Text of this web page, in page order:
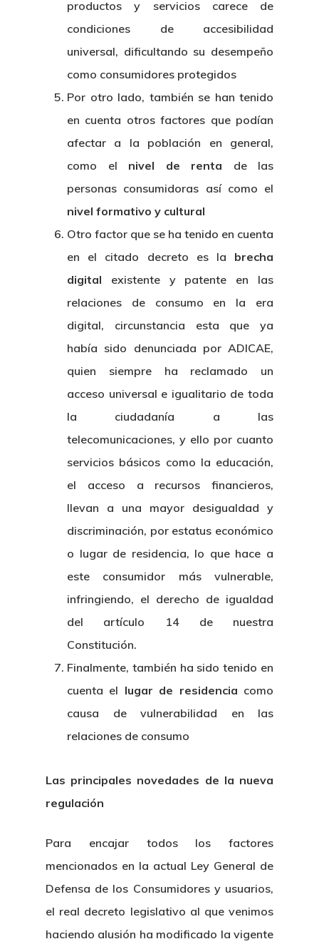
productos y servicios carece de
condiciones de accesibilidad
universal, dificultando su desempeño
como consumidores protegidos
Por otro lado, también se han tenido
en cuenta otros factores que podían
afectar a la población en general,
como el nivel de renta de las
personas consumidoras así como el
nivel formativo y cultural
Otro factor que se ha tenido en cuenta
en el citado decreto es la brecha
digital existente y patente en las
relaciones de consumo en la era
digital, circunstancia esta que ya
había sido denunciada por ADICAE,
quien siempre ha reclamado un
acceso universal e igualitario de toda
la ciudadanía a las
telecomunicaciones, y ello por cuanto
servicios básicos como la educación,
el acceso a recursos financieros,
llevan a una mayor desigualdad y
discriminación, por estatus económico
o lugar de residencia, lo que hace a
este consumidor más vulnerable,
infringiendo, el derecho de igualdad
del artículo 14 de nuestra
Constitución.
Finalmente, también ha sido tenido en
cuenta el lugar de residencia como
causa de vulnerabilidad en las
relaciones de consumo
Las principales novedades de la nueva
regulación
Para encajar todos los factores
mencionados en la actual Ley General de
Defensa de los Consumidores y usuarios,
el real decreto legislativo al que venimos
haciendo alusión ha modificado la vigente
Colabora
¿Quiénes